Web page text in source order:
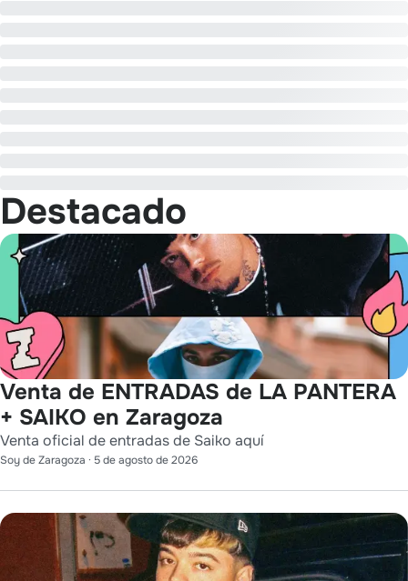
Destacado
Venta de ENTRADAS de LA PANTERA
+ SAIKO en Zaragoza
Venta oficial de entradas de Saiko aquí
Soy de Zaragoza · 5 de agosto de 2026